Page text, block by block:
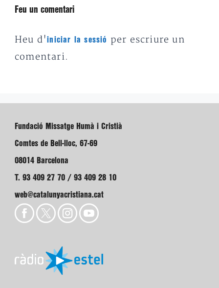
Feu un comentari
Heu d'iniciar la sessió
per escriure un
comentari.
Fundació Missatge Humà i Cristià
Comtes de Bell-lloc, 67-69
08014 Barcelona
T. 93 409 27 70 / 93 409 28 10
web@catalunyacristiana.cat